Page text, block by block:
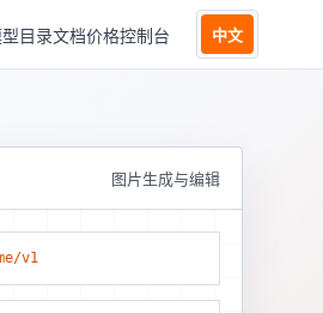
目录文档价格控制台 中文
图片生成与编辑
v1